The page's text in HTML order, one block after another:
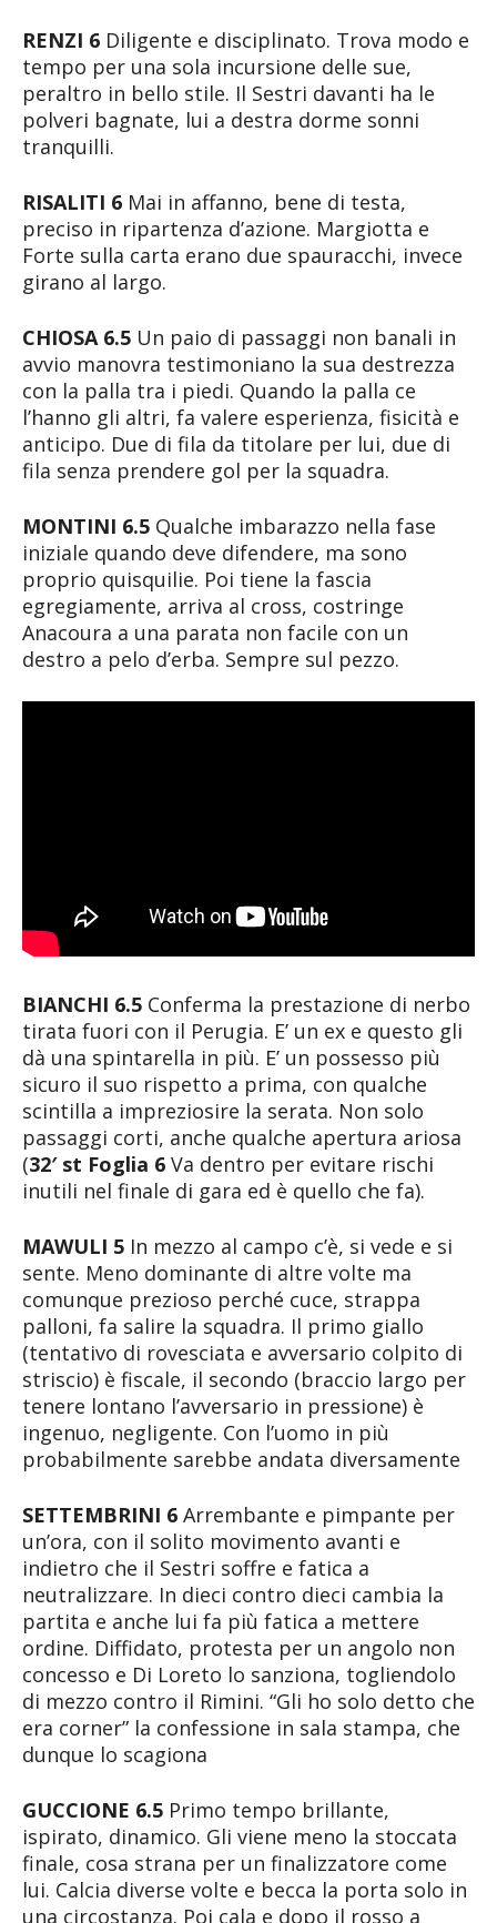
RENZI 6 Diligente e disciplinato. Trova modo e
tempo per una sola incursione delle sue,
peraltro in bello stile. Il Sestri davanti ha le
polveri bagnate, lui a destra dorme sonni
tranquilli.
RISALITI 6 Mai in affanno, bene di testa,
preciso in ripartenza d’azione. Margiotta e
Forte sulla carta erano due spauracchi, invece
girano al largo.
CHIOSA 6.5 Un paio di passaggi non banali in
avvio manovra testimoniano la sua destrezza
con la palla tra i piedi. Quando la palla ce
l’hanno gli altri, fa valere esperienza, fisicità e
anticipo. Due di fila da titolare per lui, due di
fila senza prendere gol per la squadra.
MONTINI 6.5 Qualche imbarazzo nella fase
iniziale quando deve difendere, ma sono
proprio quisquilie. Poi tiene la fascia
egregiamente, arriva al cross, costringe
Anacoura a una parata non facile con un
destro a pelo d’erba. Sempre sul pezzo.
BIANCHI 6.5 Conferma la prestazione di nerbo
tirata fuori con il Perugia. E’ un ex e questo gli
dà una spintarella in più. E’ un possesso più
sicuro il suo rispetto a prima, con qualche
scintilla a impreziosire la serata. Non solo
passaggi corti, anche qualche apertura ariosa
(32′ st Foglia 6 Va dentro per evitare rischi
inutili nel finale di gara ed è quello che fa).
MAWULI 5 In mezzo al campo c’è, si vede e si
sente. Meno dominante di altre volte ma
comunque prezioso perché cuce, strappa
palloni, fa salire la squadra. Il primo giallo
(tentativo di rovesciata e avversario colpito di
striscio) è fiscale, il secondo (braccio largo per
tenere lontano l’avversario in pressione) è
ingenuo, negligente. Con l’uomo in più
probabilmente sarebbe andata diversamente
SETTEMBRINI 6 Arrembante e pimpante per
un’ora, con il solito movimento avanti e
indietro che il Sestri soffre e fatica a
neutralizzare. In dieci contro dieci cambia la
partita e anche lui fa più fatica a mettere
ordine. Diffidato, protesta per un angolo non
concesso e Di Loreto lo sanziona, togliendolo
di mezzo contro il Rimini. “Gli ho solo detto che
era corner” la confessione in sala stampa, che
dunque lo scagiona
GUCCIONE 6.5 Primo tempo brillante,
ispirato, dinamico. Gli viene meno la stoccata
finale, cosa strana per un finalizzatore come
lui. Calcia diverse volte e becca la porta solo in
una circostanza. Poi cala e dopo il rosso a